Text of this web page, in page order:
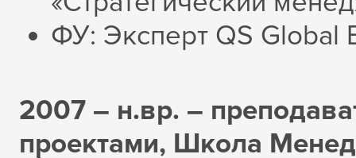
ФУ: Эксперт QS Global
2007 – н.вр. –
проектами, Школа